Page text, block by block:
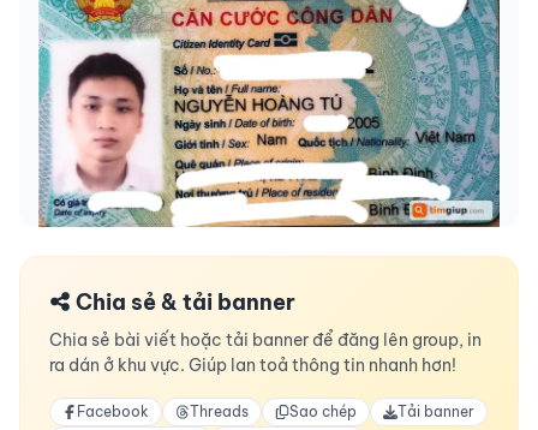
Chia sẻ & tải banner
Chia sẻ bài viết hoặc tải banner để đăng lên group, in
ra dán ở khu vực. Giúp lan toả thông tin nhanh hơn!
Facebook Threads Sao chép
Tải banner